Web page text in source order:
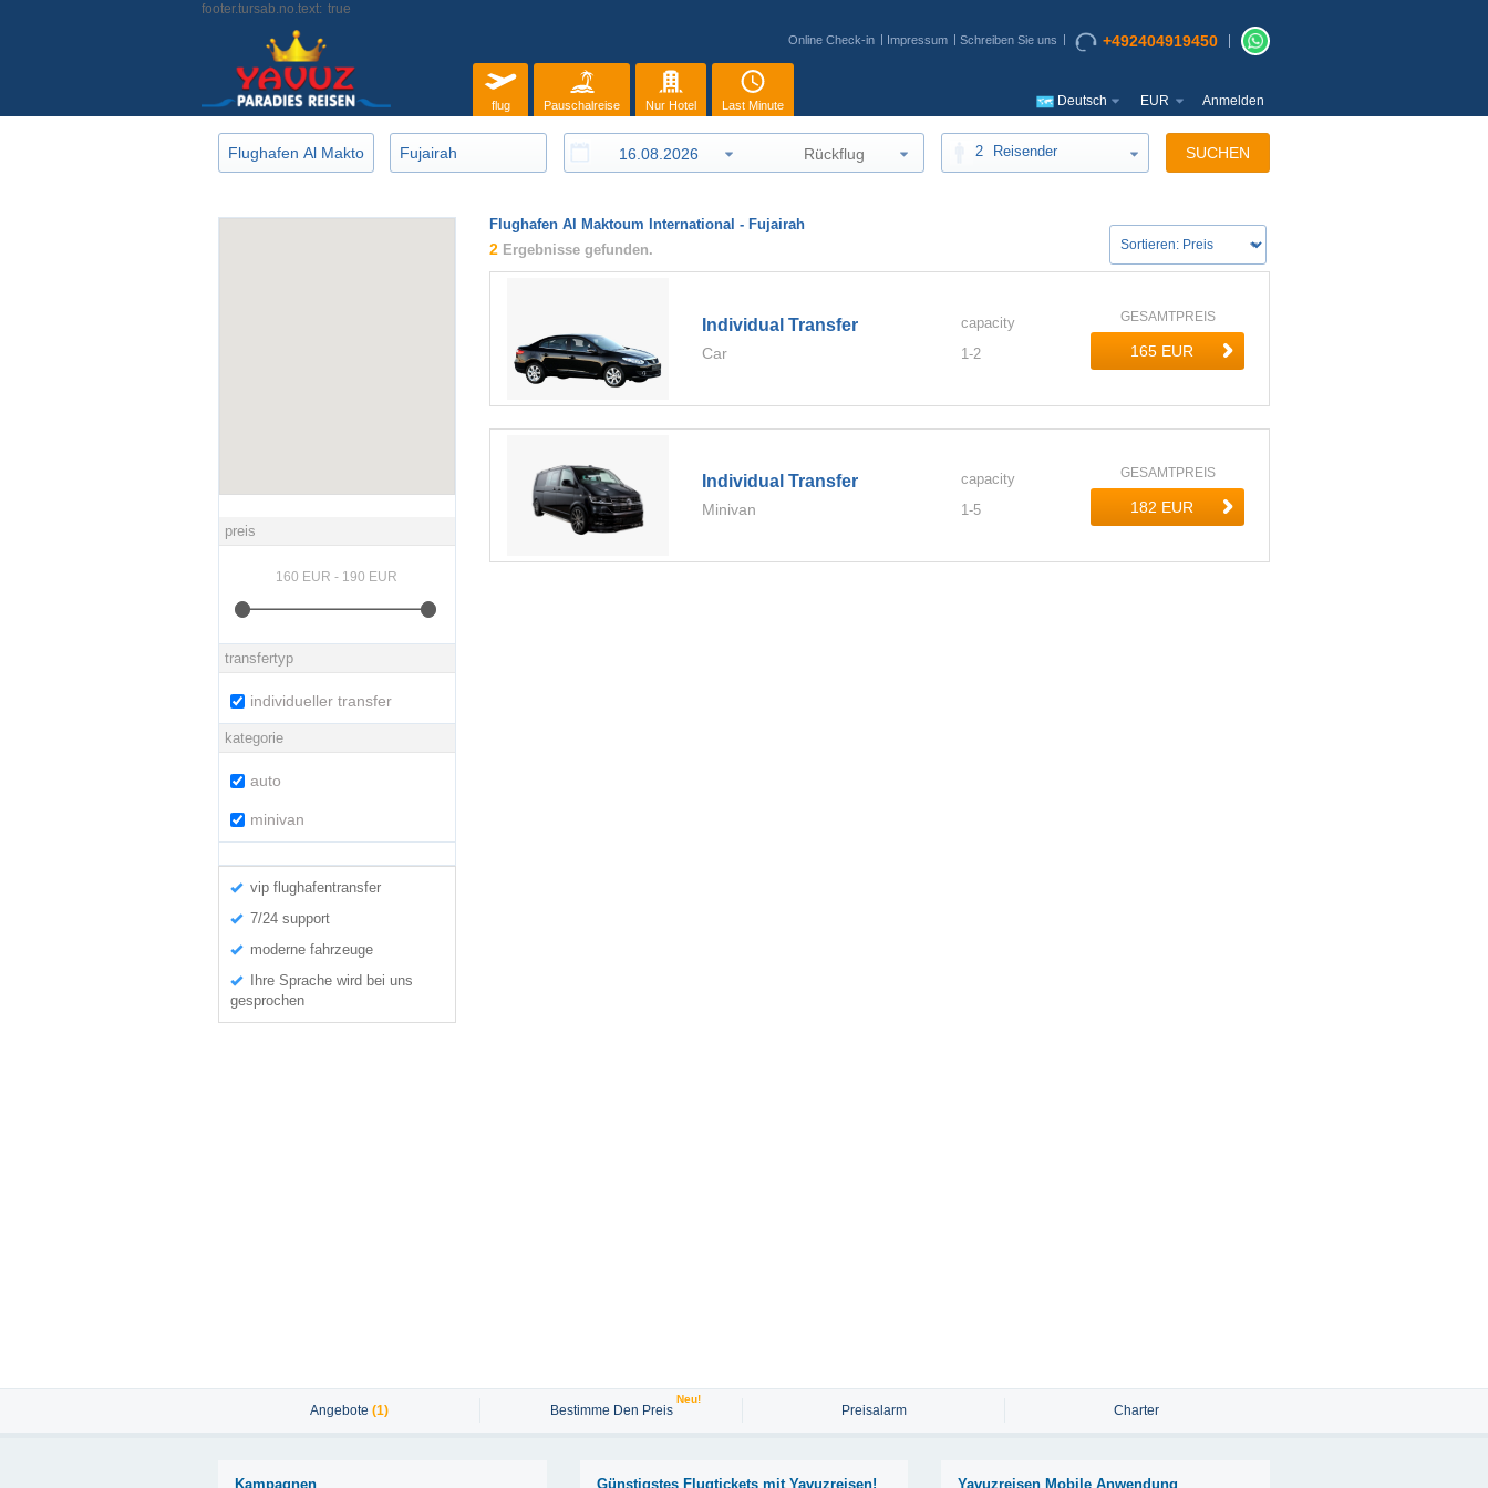
footer.tursab.no.text: true
Online Check-in Impressum Schreiben Sie uns +492404919450
flug Pauschalreise Nur Hotel Last Minute Deutsch EUR Anmelden
2 Reisender SUCHEN
preis
transfertyp
individueller transfer
kategorie
auto
minivan
vip flughafentransfer
7/24 support
moderne fahrzeuge
Ihre Sprache wird bei uns
gesprochen
Flughafen Al Maktoum International - Fujairah
2 Ergebnisse gefunden.
Individual Transfer
Car
capacity
1-2
GESAMTPREIS
Individual Transfer
Minivan
capacity
1-5
GESAMTPREIS
Angebote (1) Bestimme Den Preis
Neu!
Preisalarm Charter
Kampagnen Günstigstes Flugtickets mit Yavuzreisen! Yavuzreisen Mobile Anwendung